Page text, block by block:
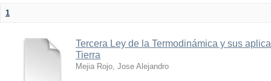
1
Tercera Ley de la Termodinámica y sus
Tierra
Mejia Rojo, Jose Alejandro